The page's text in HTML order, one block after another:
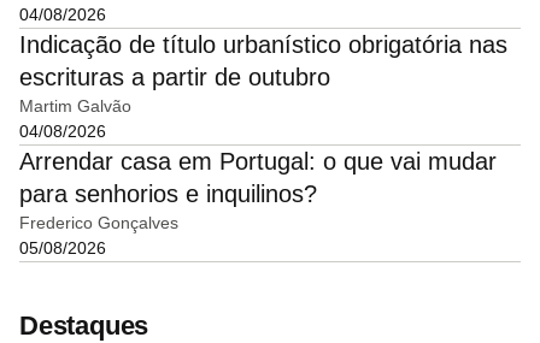
04/08/2026
Indicação de título urbanístico obrigatória nas
escrituras a partir de outubro
Martim Galvão
04/08/2026
Arrendar casa em Portugal: o que vai mudar
para senhorios e inquilinos?
Frederico Gonçalves
05/08/2026
Destaques